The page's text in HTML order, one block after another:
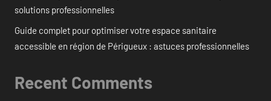
solutions professionnelles
Guide complet pour optimiser votre espace sanitaire
accessible en région de Périgueux : astuces professionnelles
Recent Comments